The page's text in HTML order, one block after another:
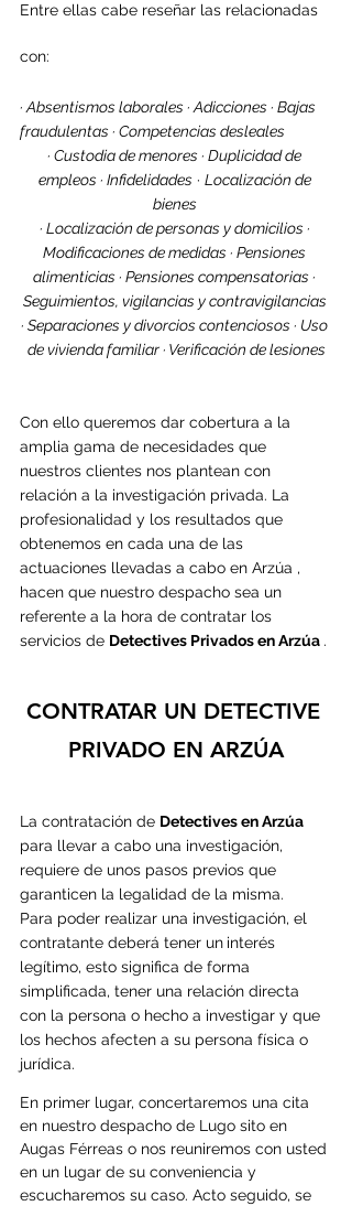
Entre ellas cabe reseñar las relacionadas
con:
· Absentismos laborales · Adicciones · Bajas
fraudulentas · Competencias desleales
· Custodia de menores · Duplicidad de
empleos · Infidelidades · Localización de
bienes
· Localización de personas y domicilios ·
Modificaciones de medidas · Pensiones
alimenticias · Pensiones compensatorias ·
Seguimientos, vigilancias y contravigilancias
· Separaciones y divorcios contenciosos · Uso
de vivienda familiar · Verificación de lesiones
Con ello queremos dar cobertura a la
amplia gama de necesidades que
nuestros clientes nos plantean con
relación a la investigación privada. La
profesionalidad y los resultados que
obtenemos en cada una de las
actuaciones llevadas a cabo en Arzúa ,
hacen que nuestro despacho sea un
referente a la hora de contratar los
servicios de Detectives Privados en Arzúa .
CONTRATAR UN DETECTIVE
PRIVADO EN ARZÚA
La contratación de Detectives en Arzúa
para llevar a cabo una investigación,
requiere de unos pasos previos que
garanticen la legalidad de la misma.
Para poder realizar una investigación, el
contratante deberá tener un interés
legítimo, esto significa de forma
simplificada, tener una relación directa
con la persona o hecho a investigar y que
los hechos afecten a su persona física o
jurídica.
En primer lugar, concertaremos una cita
en nuestro despacho de Lugo sito en
Augas Férreas o nos reuniremos con usted
en un lugar de su conveniencia y
escucharemos su caso. Acto seguido, se